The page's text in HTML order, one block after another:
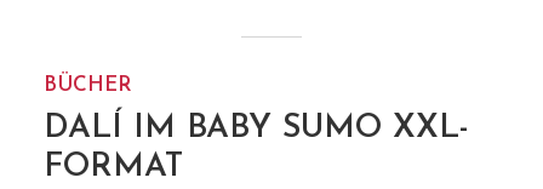
BÜCHER
DALÍ IM BABY SUMO XXL-
FORMAT